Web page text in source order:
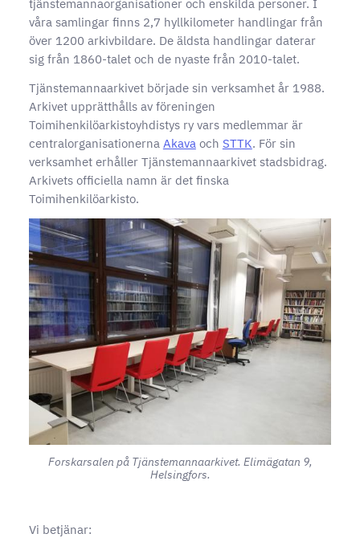
Vi betjänar:
tjänstemannaorganisationer och enskilda personer. I
våra samlingar finns 2,7 hyllkilometer handlingar från
över 1200 arkivbildare. De äldsta handlingar daterar
sig från 1860-talet och de nyaste från 2010-talet.
Tjänstemannaarkivet började sin verksamhet år 1988.
Arkivet upprätthålls av föreningen
Toimihenkilöarkistoyhdistys ry vars medlemmar är
centralorganisationerna Akavaoch STTK. För sin
verksamhet erhåller Tjänstemannaarkivet stadsbidrag.
Arkivets officiella namn är det finska
Toimihenkilöarkisto.
Forskarsalen på Tjänstemannaarkivet. Elimägatan 9,
Helsingfors.